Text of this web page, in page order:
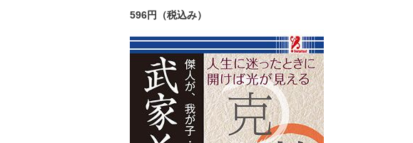
596円（税込み）